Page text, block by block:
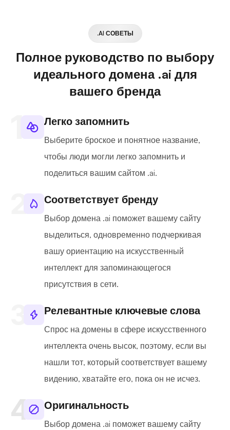
.AI СОВЕТЫ
Полное руководство по выбору
идеального домена .ai для
вашего бренда
Легко запомнить
Выберите броское и понятное название,
чтобы люди могли легко запомнить и
поделиться вашим сайтом .ai.
Соответствует бренду
Выбор домена .ai поможет вашему сайту
выделиться, одновременно подчеркивая
вашу ориентацию на искусственный
интеллект для запоминающегося
присутствия в сети.
Релевантные ключевые слова
Спрос на домены в сфере искусственного
интеллекта очень высок, поэтому, если вы
нашли тот, который соответствует вашему
видению, хватайте его, пока он не исчез.
Оригинальность
Выбор домена .ai поможет вашему сайту